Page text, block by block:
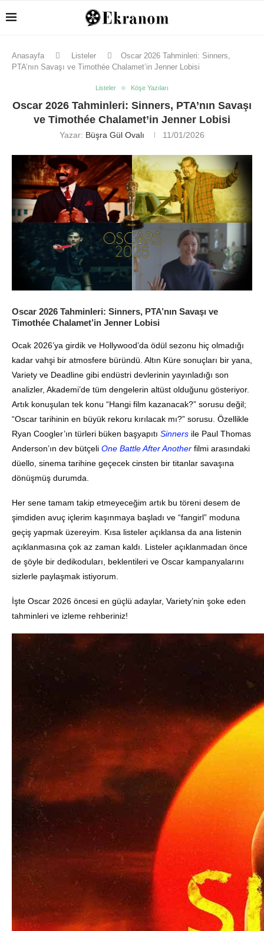
Anasayfa Listeler
Oscar 2026 Tahminleri: Sinners,
PTA’nın Savaşı ve Timothée Chalamet’in Jenner Lobisi
Listeler Köşe Yazıları
Oscar 2026 Tahminleri: Sinners, PTA’nın Savaşı
ve Timothée Chalamet’in Jenner Lobisi
Yazar: Büşra Gül Ovalı 11/01/2026
Oscar 2026 Tahminleri: Sinners, PTA’nın Savaşı ve
Timothée Chalamet’in Jenner Lobisi
Ocak 2026’ya girdik ve Hollywood’da ödül sezonu hiç olmadığı
kadar vahşi bir atmosfere büründü. Altın Küre sonuçları bir yana,
Variety ve Deadline gibi endüstri devlerinin yayınladığı son
analizler, Akademi’de tüm dengelerin altüst olduğunu gösteriyor.
Artık konuşulan tek konu “Hangi film kazanacak?” sorusu değil;
“Oscar tarihinin en büyük rekoru kırılacak mı?” sorusu. Özellikle
Ryan Coogler’ın türleri büken başyapıtı Sinners ile Paul Thomas
Anderson’ın dev bütçeli One Battle After Another filmi arasındaki
düello, sinema tarihine geçecek cinsten bir titanlar savaşına
dönüşmüş durumda.
Her sene tamam takip etmeyeceğim artık bu töreni desem de
şimdiden avuç içlerim kaşınmaya başladı ve “fangirl” moduna
geçiş yapmak üzereyim. Kısa listeler açıklansa da ana listenin
açıklanmasına çok az zaman kaldı. Listeler açıklanmadan önce
de şöyle bir dedikoduları, beklentileri ve Oscar kampanyalarını
sizlerle paylaşmak istiyorum.
İşte Oscar 2026 öncesi en güçlü adaylar, Variety’nin şoke eden
tahminleri ve izleme rehberiniz!